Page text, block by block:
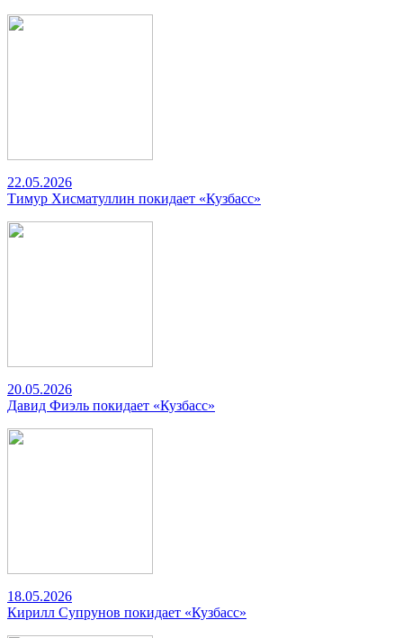
22.05.2026
Тимур Хисматуллин покидает «Кузбасс»
20.05.2026
Давид Фиэль покидает «Кузбасс»
18.05.2026
Кирилл Супрунов покидает «Кузбасс»